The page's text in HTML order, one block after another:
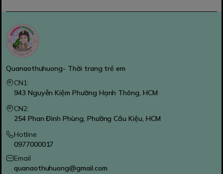
Quanaothuhuong- Thời trang trẻ em
CN1:
943 Nguyễn Kiệm Phường Hạnh Thông, HCM
CN2:
254 Phan Đình Phùng, Phường Cầu Kiệu, HCM
Hotline
0977000017
Email
quanaothuhuong@gmail.com